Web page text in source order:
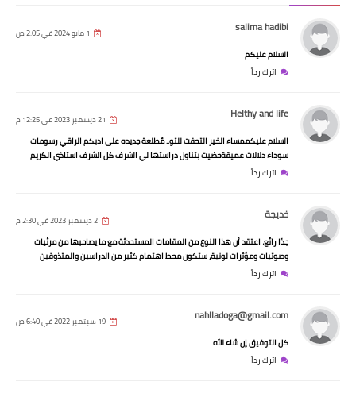
salima hadibi 1 مايو 2024 في 2:05 ص
السلام عليكم
اترك رداً
Helthy and life 21 ديسمبر 2023 في 12:25 م
السلام عليكممساء الخير التحقت للتو.. مٌطلعة جديده على ادبكم الراقي رسومات
سوداء دلالات عميقةحضيت بتناول دراستها لي الشرف كل الشرف استاذي الكريم
اترك رداً
خديجة 2 ديسمبر 2023 في 2:30 م
جدًا رائع، اعتقد أن هذا النوع من المقامات المستحدثة مع ما يصاحبها من مرئيات
وصوتيات ومؤثرات لونية، ستكون محط اهتمام كثير من الدراسين والمتذوقين
اترك رداً
nahlladoga@gmail.com 19 سبتمبر 2022 في 6:40 ص
كل التوفيق إن شاء الله
اترك رداً